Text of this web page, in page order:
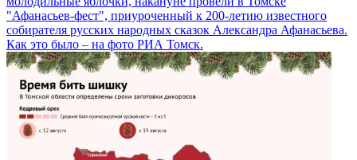
"Афанасьев-фест", приуроченный к 200-летию известного
собирателя русских народных сказок Александра Афанасьева.
Как это было – на фото РИА Томск.